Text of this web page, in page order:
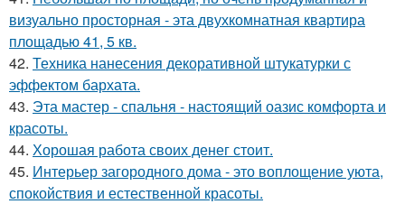
визуально просторная - эта двухкомнатная квартира
площадью 41, 5 кв.
42. Техника нанесения декоративной штукатурки с
эффектом бархата.
43. Эта мастер - спальня - настоящий оазис комфорта и
красоты.
44. Хорошая работа своих денег стоит.
45. Интерьер загородного дома - это воплощение уюта,
спокойствия и естественной красоты.